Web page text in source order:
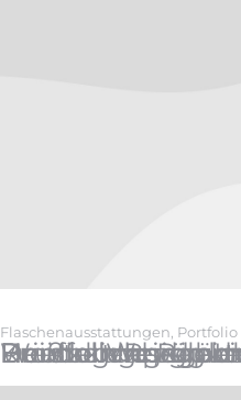
Flaschenausstattungen Portfolio
Kunde: Weingärtner Willsbach Briefing: Produktdesign für Weinrange, silberner Hintergrund. Druck und Papierveredelung: Heißfolienprägung